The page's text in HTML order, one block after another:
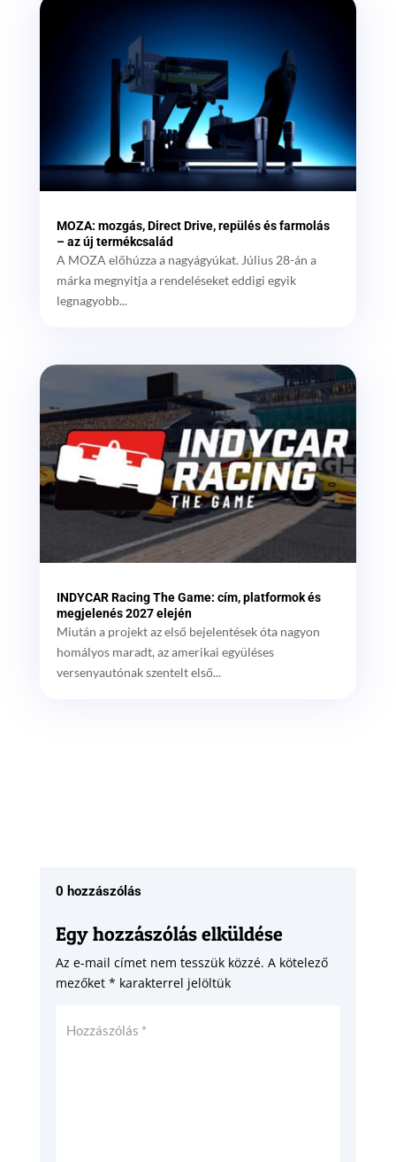
MOZA: mozgás, Direct Drive, repülés és farmolás
– az új termékcsalád
A MOZA előhúzza a nagyágyúkat. Július 28-án a
márka megnyitja a rendeléseket eddigi egyik
legnagyobb...
INDYCAR Racing The Game: cím, platformok és
megjelenés 2027 elején
Miután a projekt az első bejelentések óta nagyon
homályos maradt, az amerikai együléses
versenyautónak szentelt első...
0 hozzászólás
Egy hozzászólás elküldése
Az e-mail címet nem tesszük közzé. A kötelező
mezőket * karakterrel jelöltük